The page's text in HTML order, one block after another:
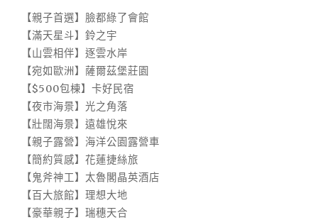
【親子首選】臉都綠了會館
【滿天星斗】鈴之宇
【山雲相伴】逐雲水岸
【宛如歐洲】薩爾茲堡莊園
【$500包棟】卡好民宿
【夜市海景】光之角落
【壯闊海景】遠雄悅來
【親子露營】海洋公園露營車
【簡約質感】花蓮捷絲旅
【鬼斧神工】太魯閣晶英酒店
【百大旅館】理想大地
【豪華親子】瑞穗天合